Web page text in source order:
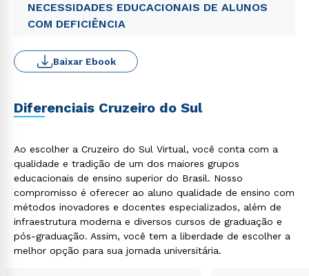
NECESSIDADES EDUCACIONAIS DE ALUNOS
COM DEFICIÊNCIA
Baixar Ebook
Diferenciais Cruzeiro do Sul
Ao escolher a Cruzeiro do Sul Virtual, você conta com a
qualidade e tradição de um dos maiores grupos
educacionais de ensino superior do Brasil. Nosso
compromisso é oferecer ao aluno qualidade de ensino com
métodos inovadores e docentes especializados, além de
infraestrutura moderna e diversos cursos de graduação e
pós-graduação. Assim, você tem a liberdade de escolher a
melhor opção para sua jornada universitária.